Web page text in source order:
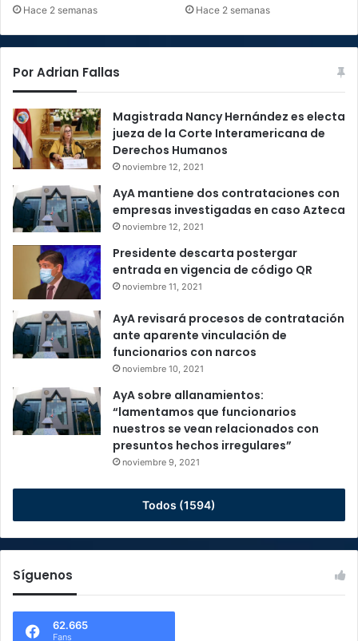
Hace 2 semanas Hace 2 semanas
Por Adrian Fallas
Magistrada Nancy Hernández es electa
jueza de la Corte Interamericana de
Derechos Humanos
noviembre 12, 2021
AyA mantiene dos contrataciones con
empresas investigadas en caso Azteca
noviembre 12, 2021
Presidente descarta postergar
entrada en vigencia de código QR
noviembre 11, 2021
AyA revisará procesos de contratación
ante aparente vinculación de
funcionarios con narcos
noviembre 10, 2021
AyA sobre allanamientos:
“lamentamos que funcionarios
nuestros se vean relacionados con
presuntos hechos irregulares”
noviembre 9, 2021
Todos (1594)
Síguenos
62.665
Fans